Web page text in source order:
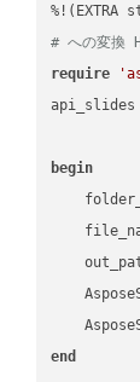
# への変換
require
api_slides
begin
end